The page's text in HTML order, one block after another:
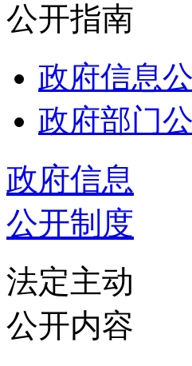
公开指南
政府信息
政府部门
政府信息
公开制度
法定主动
公开内容